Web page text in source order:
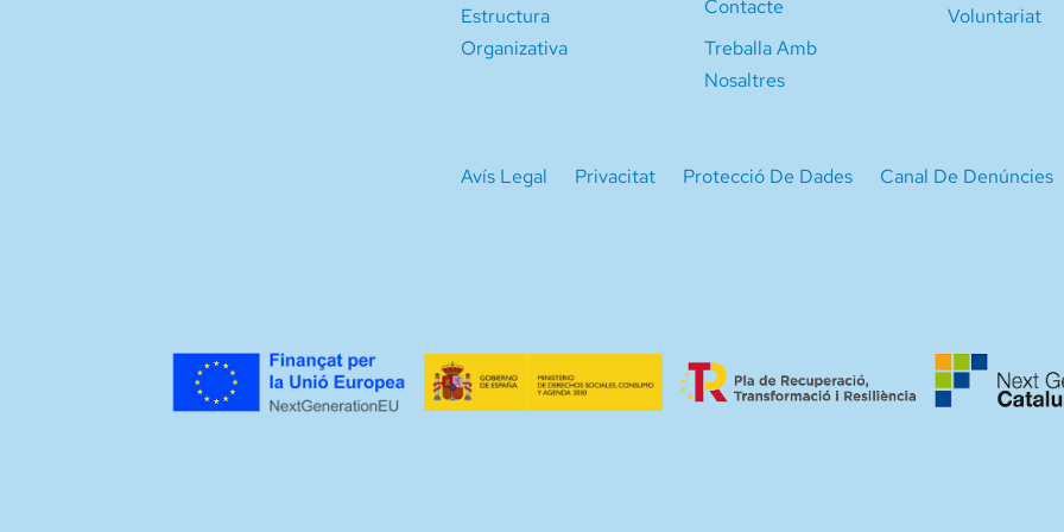
Estructura
Organizativa
Contacte
Treballa Amb
Nosaltres
Voluntariat
Avís Legal Privacitat Protecció De Dades Canal De Denúncies